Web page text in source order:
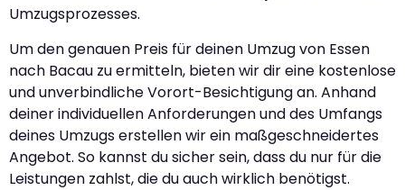
Umzugsprozesses.
Um den genauen Preis für deinen Umzug von Essen
nach Bacau zu ermitteln, bieten wir dir eine kostenlose
und unverbindliche Vorort-Besichtigung an. Anhand
deiner individuellen Anforderungen und des Umfangs
deines Umzugs erstellen wir ein maßgeschneidertes
Angebot. So kannst du sicher sein, dass du nur für die
Leistungen zahlst, die du auch wirklich benötigst.